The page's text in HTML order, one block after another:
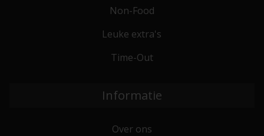
Non-Food
Leuke extra's
Time-Out
Informatie
Over ons